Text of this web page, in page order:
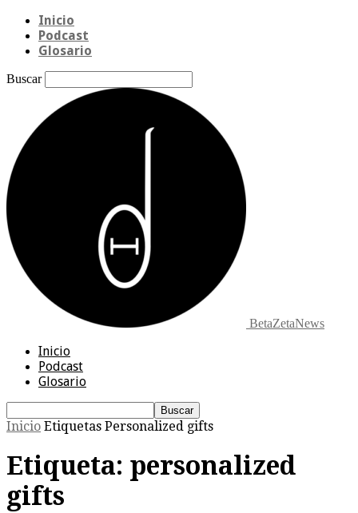
Inicio
Podcast
Glosario
Buscar
BetaZetaNews
Inicio
Podcast
Glosario
Inicio Etiquetas Personalized gifts
Etiqueta: personalized
gifts